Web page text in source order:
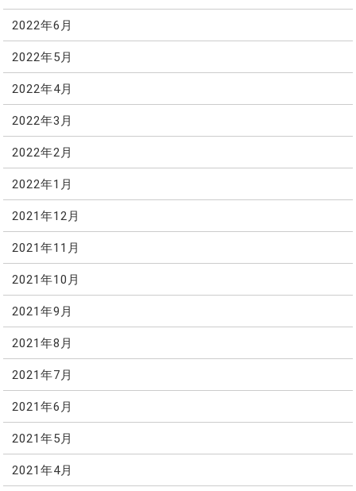
2022年6月
2022年5月
2022年4月
2022年3月
2022年2月
2022年1月
2021年12月
2021年11月
2021年10月
2021年9月
2021年8月
2021年7月
2021年6月
2021年5月
2021年4月